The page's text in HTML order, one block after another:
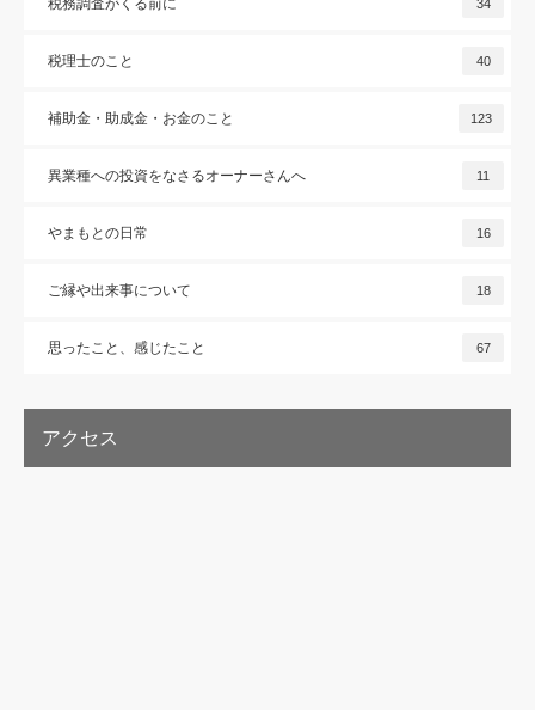
税務調査がくる前に 34
税理士のこと 40
補助金・助成金・お金のこと 123
異業種への投資をなさるオーナーさんへ 11
やまもとの日常 16
ご縁や出来事について 18
思ったこと、感じたこと 67
アクセス